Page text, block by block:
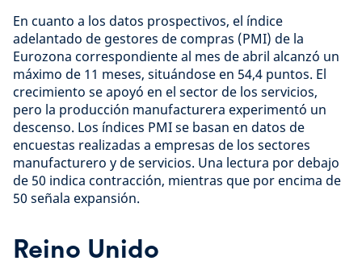
En cuanto a los datos prospectivos, el índice
adelantado de gestores de compras (PMI) de la
Eurozona correspondiente al mes de abril alcanzó un
máximo de 11 meses, situándose en 54,4 puntos. El
crecimiento se apoyó en el sector de los servicios,
pero la producción manufacturera experimentó un
descenso. Los índices PMI se basan en datos de
encuestas realizadas a empresas de los sectores
manufacturero y de servicios. Una lectura por debajo
de 50 indica contracción, mientras que por encima de
50 señala expansión.
Reino Unido